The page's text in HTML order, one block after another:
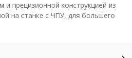
и прецизионной конструкцией из
на станке с ЧПУ, для большего